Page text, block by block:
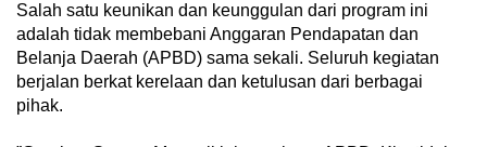
‎Salah satu keunikan dan keunggulan dari program ini
adalah tidak membebani Anggaran Pendapatan dan
Belanja Daerah (APBD) sama sekali. Seluruh kegiatan
berjalan berkat kerelaan dan ketulusan dari berbagai
pihak.